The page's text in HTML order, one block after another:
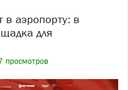
для
просмотров